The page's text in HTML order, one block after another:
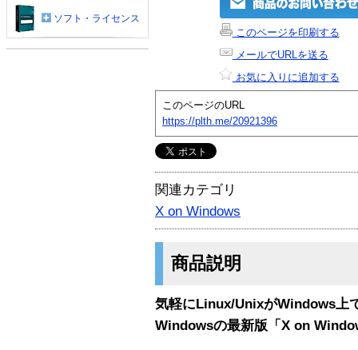
このページを印刷する
メールでURLを送る
お気に入りに追加する
このページのURL
https://plth.me/20921396
関連カテゴリ
X on Windows
商品説明
気軽にLinux/UnixがWindows上
Windowsの最新版「X on
ソフト・ライセンス